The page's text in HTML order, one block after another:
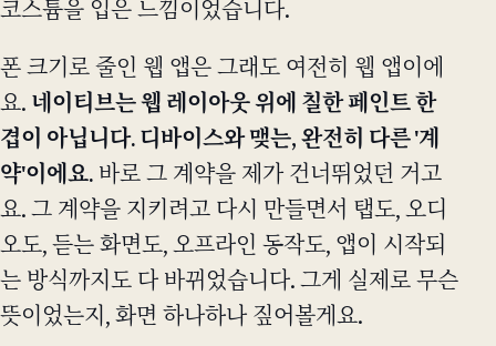
코스튬을 입은 느낌이었습니다.
폰 크기로 줄인 웹 앱은 그래도 여전히 웹 앱이에
요. 네이티브는 웹 레이아웃 위에 칠한 페인트 한
겹이 아닙니다. 디바이스와 맺는, 완전히 다른 '계
약'이에요. 바로 그 계약을 제가 건너뛰었던 거고
요. 그 계약을 지키려고 다시 만들면서 탭도, 오디
오도, 듣는 화면도, 오프라인 동작도, 앱이 시작되
는 방식까지도 다 바뀌었습니다. 그게 실제로 무슨
뜻이었는지, 화면 하나하나 짚어볼게요.